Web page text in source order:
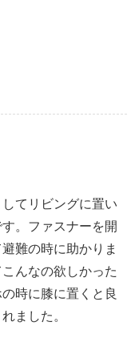
てリビングに置い
。ファスナーを開
難の時に助かりま
んなの欲しかった
時に膝に置くと良
ました。